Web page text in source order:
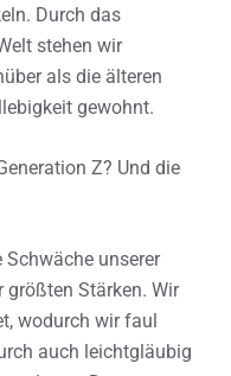
Durch das
stehen wir
als die älteren
gewohnt.
Z? Und die
Schwäche unserer
größten Stärken. Wir
wodurch wir faul
auch leichtgläubig